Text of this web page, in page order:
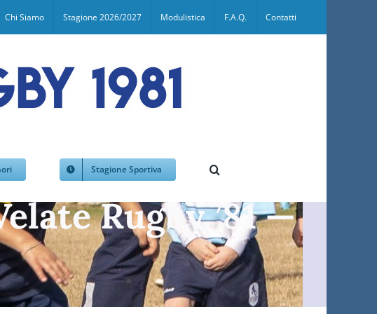
Chi Siamo Stagione 2026/2027 Modulistica F.A.Q. Contatti
Stagione Sportiva
Rugby ’81 —